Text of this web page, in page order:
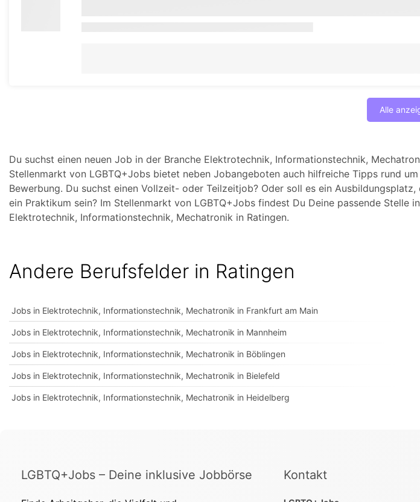
Alle
Du suchst einen neuen Job in der Branche Elektrotechnik, Informationstechnik,
Stellenmarkt von LGBTQ+Jobs bietet neben Jobangeboten auch hilfreiche Tipps rund
Bewerbung. Du suchst einen Vollzeit- oder Teilzeitjob? Oder soll es ein
ein Praktikum sein? Im Stellenmarkt von LGBTQ+Jobs findest Du Deine passende Stelle
Elektrotechnik, Informationstechnik, Mechatronik in Ratingen.
Andere Berufsfelder in Ratingen
Jobs in Elektrotechnik, Informationstechnik, Mechatronik in Frankfurt am Main
Jobs in Elektrotechnik, Informationstechnik, Mechatronik in Mannheim
Jobs in Elektrotechnik, Informationstechnik, Mechatronik in Böblingen
Jobs in Elektrotechnik, Informationstechnik, Mechatronik in Bielefeld
Jobs in Elektrotechnik, Informationstechnik, Mechatronik in Heidelberg
LGBTQ+Jobs – Deine inklusive Jobbörse Kontakt